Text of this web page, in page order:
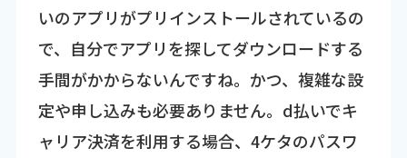
いのアプリがプリインストールされているの
で、自分でアプリを探してダウンロードする
手間がかからないんですね。かつ、複雑な設
定や申し込みも必要ありません。d払いでキ
ャリア決済を利用する場合、4ケタのパスワ